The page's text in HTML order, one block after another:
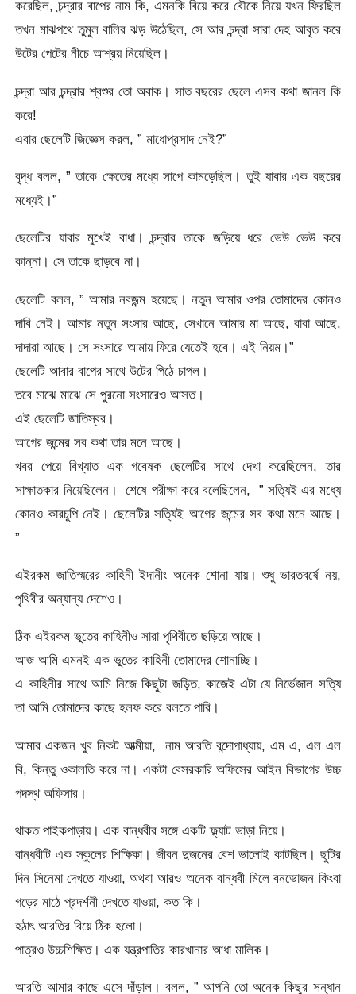
করেছিল, চন্দ্রার বাপের নাম কি, এমনকি বিয়ে করে বৌকে নিয়ে যখন ফিরছিল
তখন মাঝপথে তুমুল বালির ঝড় উঠেছিল, সে আর চন্দ্রা সারা দেহ আবৃত করে
উটের পেটের নীচে আশ্রয় নিয়েছিল।
চন্দ্রা আর চন্দ্রার শ্বশুর তো অবাক। সাত বছরের ছেলে এসব কথা জানল কি
করে!
এবার ছেলেটি জিজ্ঞেস করল, ” মাধোপ্রসাদ নেই?”
বৃদ্ধ বলল, ” তাকে ক্ষেতের মধ্যে সাপে কামড়েছিল। তুই যাবার এক বছরের
মধ্যেই।”
ছেলেটির যাবার মুখেই বাধা। চন্দ্রার তাকে জড়িয়ে ধরে ভেউ ভেউ করে
কান্না। সে তাকে ছাড়বে না।
ছেলেটি বলল, ” আমার নবজন্ম হয়েছে। নতুন আমার ওপর তোমাদের কোনও
দাবি নেই। আমার নতুন সংসার আছে, সেখানে আমার মা আছে, বাবা আছে,
দাদারা আছে। সে সংসারে আমায় ফিরে যেতেই হবে। এই নিয়ম।”
ছেলেটি আবার বাপের সাথে উটের পিঠে চাপল।
তবে মাঝে মাঝে সে পুরনো সংসারেও আসত।
এই ছেলেটি জাতিস্বর।
আগের জন্মের সব কথা তার মনে আছে।
খবর পেয়ে বিখ্যাত এক গবেষক ছেলেটির সাথে দেখা করেছিলেন, তার
সাক্ষাতকার নিয়েছিলেন। শেষে পরীক্ষা করে বলেছিলেন, ” সত্যিই এর মধ্যে
কোনও কারচুপি নেই। ছেলেটির সত্যিই আগের জন্মের সব কথা মনে আছে।
”
এইরকম জাতিস্মরের কাহিনী ইদানীং অনেক শোনা যায়। শুধু ভারতবর্ষে নয়,
পৃথিবীর অন্যান্য দেশেও।
ঠিক এইরকম ভূতের কাহিনীও সারা পৃথিবীতে ছড়িয়ে আছে।
আজ আমি এমনই এক ভূতের কাহিনী তোমাদের শোনাচ্ছি।
এ কাহিনীর সাথে আমি নিজে কিছুটা জড়িত, কাজেই এটা যে নির্ভেজাল সত্যি
তা আমি তোমাদের কাছে হলফ করে বলতে পারি।
আমার একজন খুব নিকট আত্মীয়া, নাম আরতি বন্দোপাধ্যায়, এম এ, এল এল
বি, কিন্তু ওকালতি করে না। একটা বেসরকারি অফিসের আইন বিভাগের উচ্চ
পদস্থ অফিসার।
থাকত পাইকপাড়ায়। এক বান্ধবীর সঙ্গে একটি ফ্ল্যাট ভাড়া নিয়ে।
বান্ধবীটি এক স্কুলের শিক্ষিকা। জীবন দুজনের বেশ ভালোই কাটছিল। ছুটির
দিন সিনেমা দেখতে যাওয়া, অথবা আরও অনেক বান্ধবী মিলে বনভোজন কিংবা
গড়ের মাঠে প্রদর্শনী দেখতে যাওয়া, কত কি।
হঠাৎ আরতির বিয়ে ঠিক হলো।
পাত্রও উচ্চশিক্ষিত। এক যন্ত্রপাতির কারখানার আধা মালিক।
আরতি আমার কাছে এসে দাঁড়াল। বলল, ” আপনি তো অনেক কিছুর সন্ধান